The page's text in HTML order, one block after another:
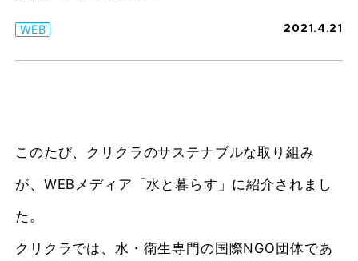
WEB 2021.4.21
このたび、クリクラのサステナブルな取り組み
が、WEBメディア「水と暮らす」に紹介されまし
た。
クリクラでは、水・衛生専門の国際NGO団体であ